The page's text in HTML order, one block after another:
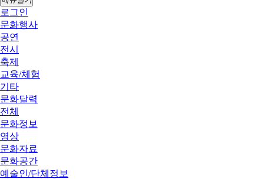
로그인
문화행사
공연
전시
축제
교육/체험
기타
문화달력
전체
문화정보
영상
문화자료
문화공간
예술인/단체정보